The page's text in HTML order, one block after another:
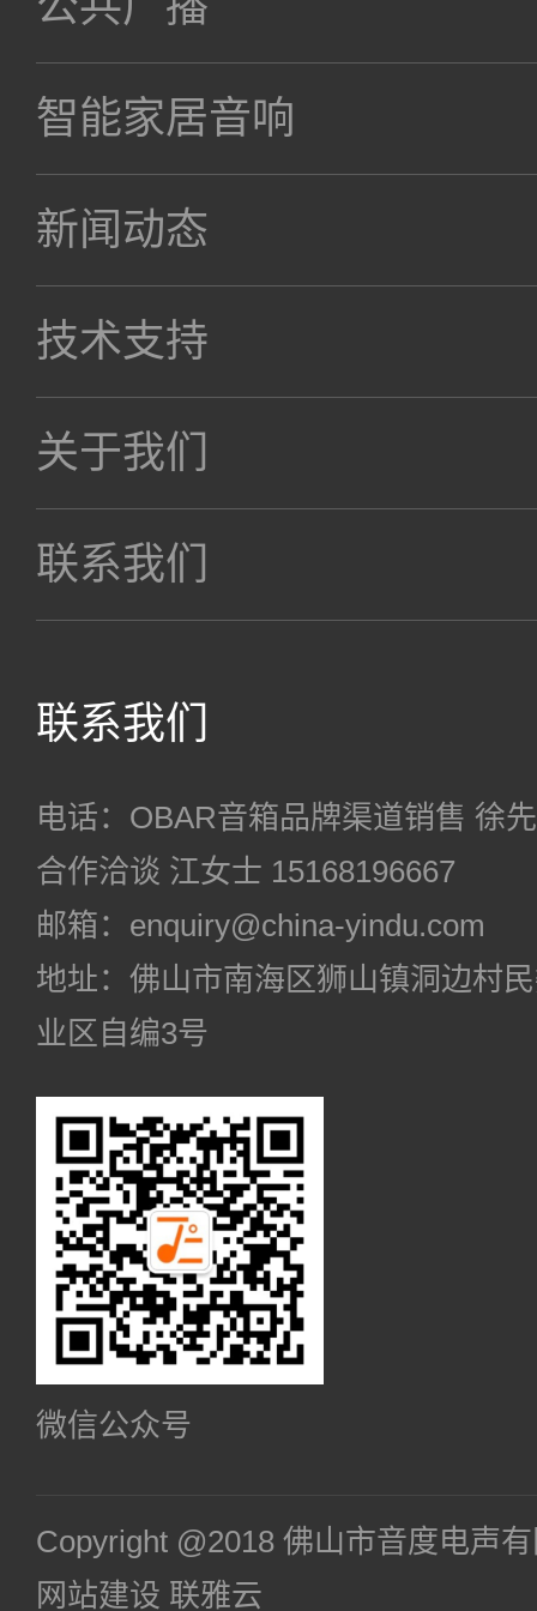
智能家居音响
新闻动态
技术支持
关于我们
联系我们
联系我们
电话：OBAR音箱品牌渠道销售 徐
合作洽谈 江女士 15168196667
邮箱：enquiry@china-yindu.com
地址：佛山市南海区狮山镇洞边村
业区自编3号
微信公众号
Copyright @2018 佛山市音度电声
网站建设 联雅云